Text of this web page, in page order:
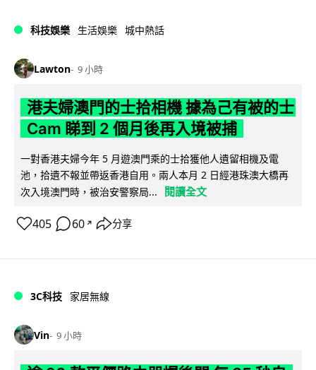
科技娛樂 生活娛樂 城中熱話
Lawton 9 小時
港夫婦澳門的士拾相機 據為己有被的士
Cam 睇到 2 個月後再入境被捕
一對香港夫婦今年 5 月遊澳門乘的士拾獲他人遺留相機及電
池，拾遺不報並帶返香港自用。兩人本月 2 日經港珠澳大橋再
次入境澳門時，被治安警察局...
閱讀全文
405 60 ↗ 分享
3C科技 家居無線
Vin 9 小時